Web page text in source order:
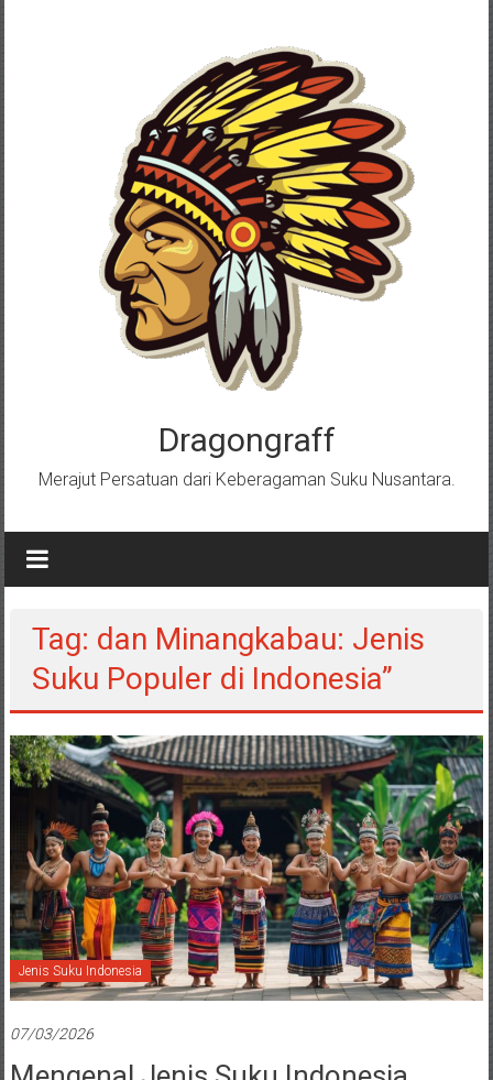
Dragongraff
Merajut Persatuan dari Keberagaman Suku Nusantara.
Tag: dan Minangkabau: Jenis
Suku Populer di Indonesia”
Jenis Suku Indonesia
07/03/2026